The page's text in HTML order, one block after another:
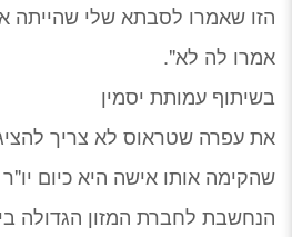
הזו שאמרו לסבתא שלי שהייתה
אמרו לה לא".
בשיתוף עמותת יסמין
את עפרה שטראוס לא צריך
שהקימה אותו אישה היא כיום
הנחשבת לחברת המזון הגדולה